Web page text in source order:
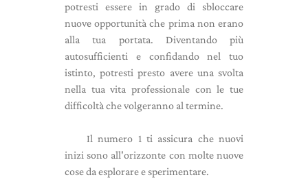
potresti essere in grado di sbloccare
nuove opportunità che prima non erano
alla tua portata. Diventando più
autosufficienti e confidando nel tuo
istinto, potresti presto avere una svolta
nella tua vita professionale con le tue
difficoltà che volgeranno al termine.
Il numero 1 ti assicura che nuovi
inizi sono all'orizzonte con molte nuove
cose da esplorare e sperimentare.